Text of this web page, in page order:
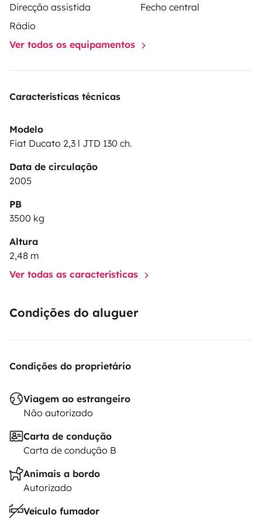
-Large closets
-Clean water tank of 100 liters.
Direcção assistida
Fecho central
Rádio
Ver todos os equipamentos
Características técnicas
Modelo
Fiat Ducato 2,3 l JTD 130 ch.
Data de circulação
2005
PB
3500 kg
Altura
2,48 m
Ver todas as características
Condições do aluguer
Condições do proprietário
Viagem ao estrangeiro
Não autorizado
Carta de condução
Carta de condução B
Animais a bordo
Autorizado
Veículo fumador